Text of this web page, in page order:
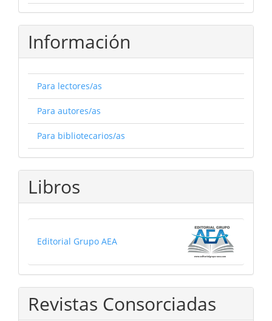
Información
Para lectores/as
Para autores/as
Para bibliotecarios/as
Libros
Editorial Grupo AEA
Revistas Consorciadas